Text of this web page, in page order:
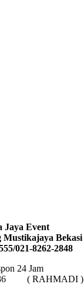
Jaya Event
Bekasi
021-8262-2848
24 Jam
( RAHMADI )